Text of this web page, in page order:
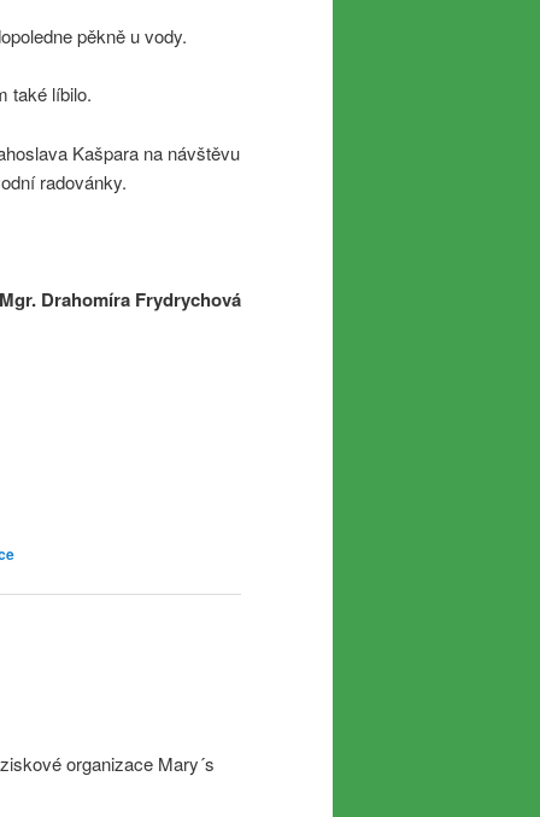
pěkně u vody.
také líbilo.
Kašpara na návštěvu
radovánky.
Mgr. Drahomíra Frydrychová
organizace Mary´s